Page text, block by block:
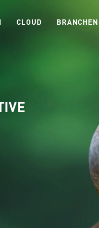
CLOUD BRANCHEN